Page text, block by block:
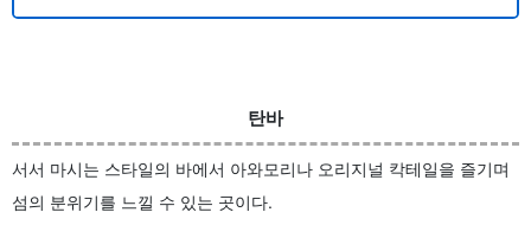
탄바
서서 마시는 스타일의 바에서 아와모리나 오리지널 칵테일을 즐기며
섬의 분위기를 느낄 수 있는 곳이다.